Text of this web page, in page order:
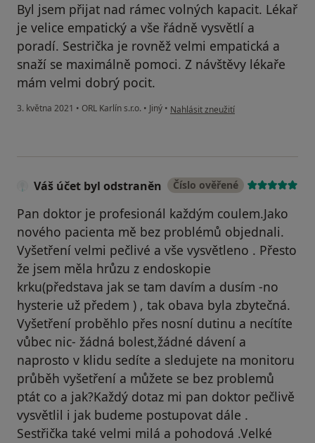
Byl jsem přijat nad rámec volných kapacit. Lékař
je velice empatický a vše řádně vysvětlí a
poradí. Sestrička je rovněž velmi empatická a
snaží se maximálně pomoci. Z návštěvy lékaře
mám velmi dobrý pocit.
3. května 2021 • ORL Karlín s.r.o. • Jiný • podle názoru uživatele J.M.
Nahlásit zneužití
Váš účet byl odstraněn Číslo ověřené
Pan doktor je profesionál každým coulem.Jako
nového pacienta mě bez problémů objednali.
Vyšetření velmi pečlivé a vše vysvětleno . Přesto
že jsem měla hrůzu z endoskopie
krku(představa jak se tam davím a dusím -no
hysterie už předem ) , tak obava byla zbytečná.
Vyšetření proběhlo přes nosní dutinu a necítíte
vůbec nic- žádná bolest,žádné dávení a
naprosto v klidu sedíte a sledujete na monitoru
průběh vyšetření a můžete se bez problemů
ptát co a jak?Každý dotaz mi pan doktor pečlivě
vysvětlil i jak budeme postupovat dále .
Sestřička také velmi milá a pohodová .Velké